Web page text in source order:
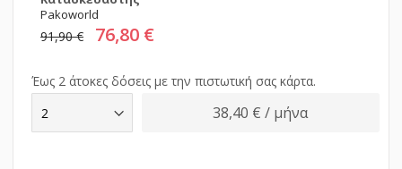
Pakoworld
91,90 € 76,80 €
Έως 2 άτοκες δόσεις με την πιστωτική σας κάρτα.
38,40 € / μήνα